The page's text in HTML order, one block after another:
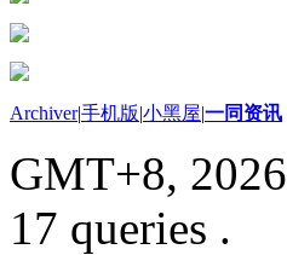
Archiver|手机版|小黑屋|一同资讯
GMT+8,
17 queries .